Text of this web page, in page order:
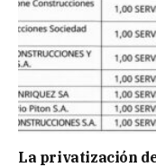
La privatización